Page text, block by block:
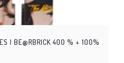
| BE@RBRICK 400 % + 100%